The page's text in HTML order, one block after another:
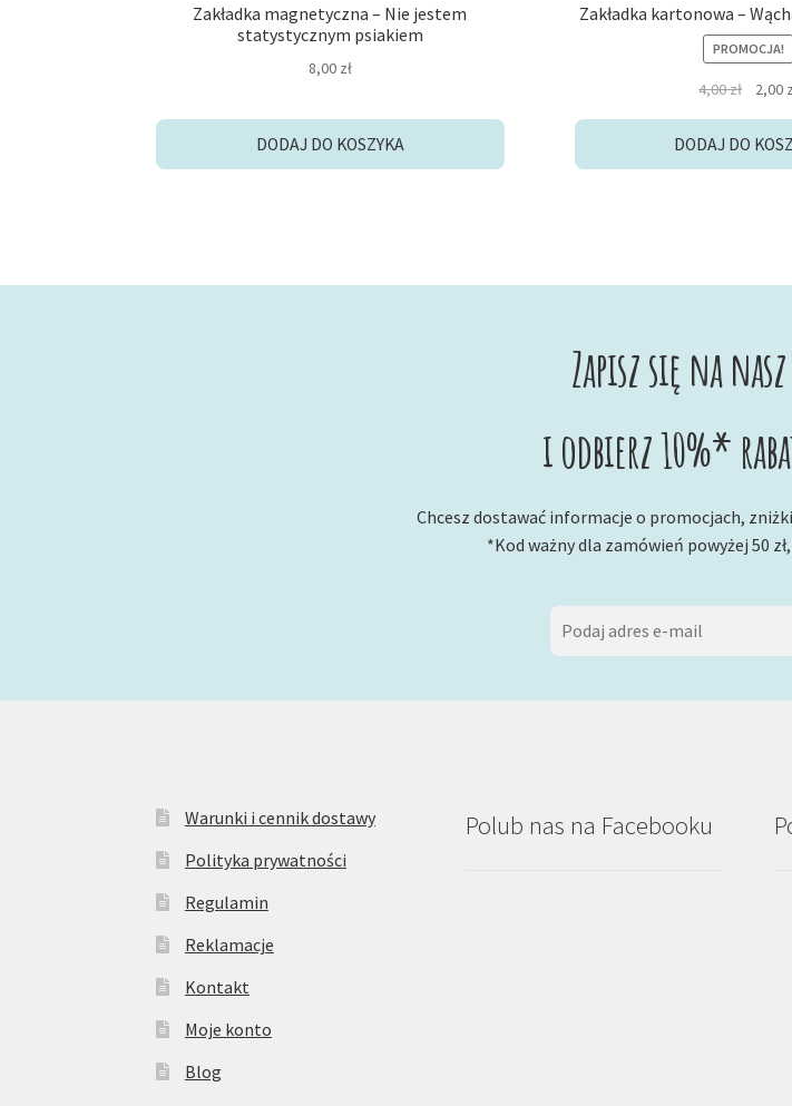
Zakładka magnetyczna – Nie jestem
statystycznym psiakiem
8,00 zł
DODAJ DO KOSZYKA
Zakładka kartonowa –
PROMOCJA!
4,00zł 2,00
DODAJ DO
Zapisz się na
i odbierz 10%*
Chcesz dostawać informacje o promocjach,
*Kod ważny dla zamówień powyżej 50
Warunki i cennik dostawy
Polityka prywatności
Regulamin
Reklamacje
Kontakt
Moje konto
Blog
Polub nas na Facebooku